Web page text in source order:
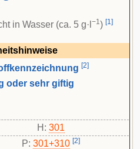
in Wasser (ca. 5 g·l −1) [1]
[2]
H: 301
P: 301+310 [2]